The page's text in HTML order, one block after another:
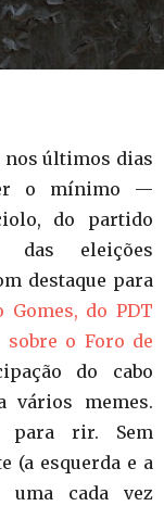
nos últimos dias
o mínimo —
do partido
das eleições
destaque para
do PDT
sobre o Foro de
do cabo
vários memes.
para rir. Sem
(a esquerda e a
uma cada vez